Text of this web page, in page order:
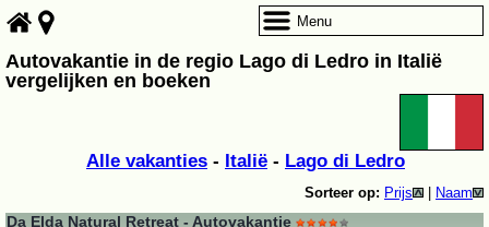
Autovakantie in de regio Lago di Ledro in Italië
vergelijken en boeken
Alle vakanties - Italië - Lago di Ledro
Sorteer op: Prijs Naam
Da Elda Natural Retreat - Autovakantie
Menu